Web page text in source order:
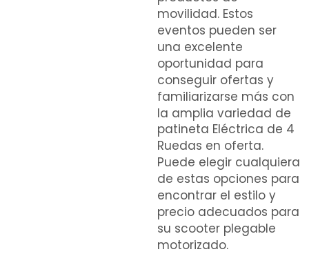
movilidad. Estos
eventos pueden ser
una excelente
oportunidad para
conseguir ofertas y
familiarizarse más con
la amplia variedad de
patineta Eléctrica de 4
Ruedas en oferta.
Puede elegir cualquiera
de estas opciones para
encontrar el estilo y
precio adecuados para
su scooter plegable
motorizado.